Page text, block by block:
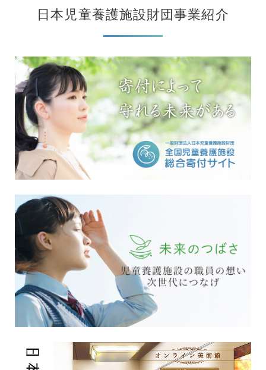
日本児童養護施設財団事業紹介